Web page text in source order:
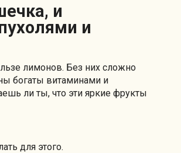
и
лимонов. Без них сложно
богаты витаминами и
ли ты, что эти яркие фрукты
для этого.